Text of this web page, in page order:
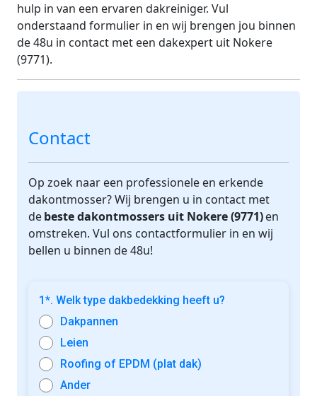
hulp in van een ervaren dakreiniger. Vul
onderstaand formulier in en wij brengen jou binnen
de 48u in contact met een dakexpert uit Nokere
(9771).
Contact
Op zoek naar een professionele en erkende
dakontmosser? Wij brengen u in contact met
debeste dakontmossers uit Nokere (9771)en
omstreken. Vul ons contactformulier in en wij
bellen u binnen de 48u!
1*. Welk type dakbedekking heeft u?
Dakpannen
Leien
Roofing of EPDM (plat dak)
Ander